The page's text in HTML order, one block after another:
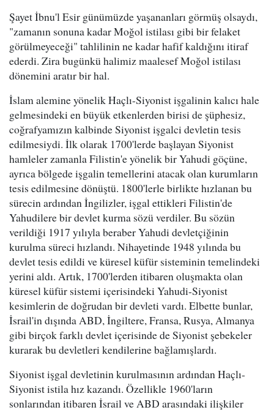
Şayet İbnu'l Esir günümüzde yaşananları görmüş olsaydı,
"zamanın sonuna kadar Moğol istilası gibi bir felaket
görülmeyeceği" tahlilinin ne kadar hafif kaldığını itiraf
ederdi. Zira bugünkü halimiz maalesef Moğol istilası
dönemini aratır bir hal.
İslam alemine yönelik Haçlı-Siyonist işgalinin kalıcı hale
gelmesindeki en büyük etkenlerden birisi de şüphesiz,
coğrafyamızın kalbinde Siyonist işgalci devletin tesis
edilmesiydi. İlk olarak 1700'lerde başlayan Siyonist
hamleler zamanla Filistin'e yönelik bir Yahudi göçüne,
ayrıca bölgede işgalin temellerini atacak olan kurumların
tesis edilmesine dönüştü. 1800'lerle birlikte hızlanan bu
sürecin ardından İngilizler, işgal ettikleri Filistin'de
Yahudilere bir devlet kurma sözü verdiler. Bu sözün
verildiği 1917 yılıyla beraber Yahudi devletçiğinin
kurulma süreci hızlandı. Nihayetinde 1948 yılında bu
devlet tesis edildi ve küresel küfür sisteminin temelindeki
yerini aldı. Artık, 1700'lerden itibaren oluşmakta olan
küresel küfür sistemi içerisindeki Yahudi-Siyonist
kesimlerin de doğrudan bir devleti vardı. Elbette bunlar,
İsrail'in dışında ABD, İngiltere, Fransa, Rusya, Almanya
gibi birçok farklı devlet içerisinde de Siyonist şebekeler
kurarak bu devletleri kendilerine bağlamışlardı.
Siyonist işgal devletinin kurulmasının ardından Haçlı-
Siyonist istila hız kazandı. Özellikle 1960'ların
sonlarından itibaren İsrail ve ABD arasındaki ilişkiler